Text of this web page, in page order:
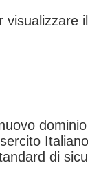
visualizzare
di